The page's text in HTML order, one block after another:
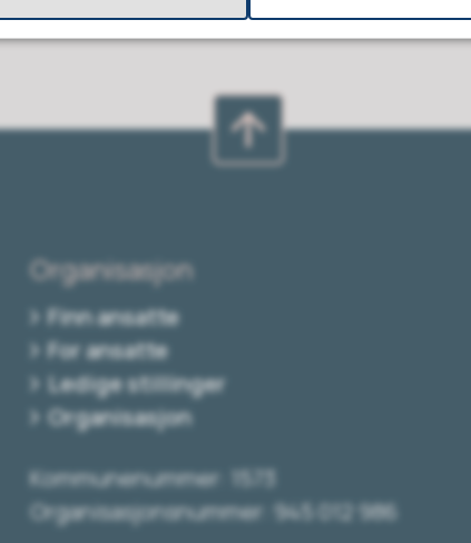
Organisasjon
Finn ansatte
For ansatte
Ledige stillinger
Organisasjon
Kommunenummer: 1573
Organisasjonsnummer: 945 012 986